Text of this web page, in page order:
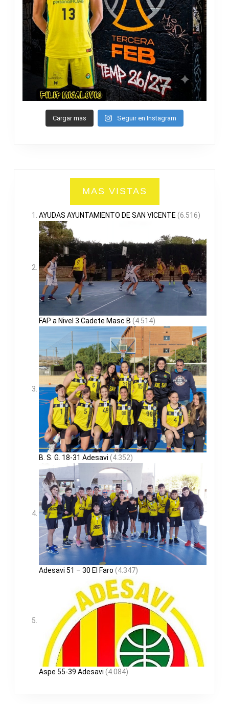
Cargar mas Seguir en Instagram
MAS VISTAS
AYUDAS AYUNTAMIENTO DE SAN VICENTE (6.516)
FAP a Nivel 3 Cadete Masc B (4.514)
B. S. G. 18-31 Adesavi (4.352)
Adesavi 51 – 30 El Faro (4.347)
Aspe 55-39 Adesavi (4.084)